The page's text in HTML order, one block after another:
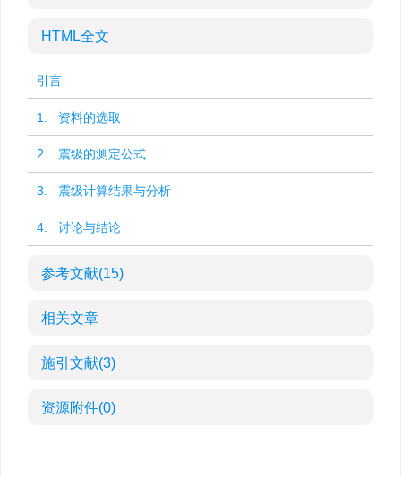
HTML全文
引言
1. 资料的选取
2. 震级的测定公式
3. 震级计算结果与分析
4. 讨论与结论
参考文献(15)
相关文章
施引文献(3)
资源附件(0)